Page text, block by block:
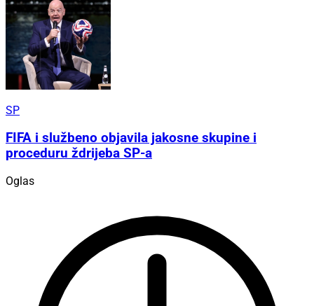
SP
FIFA i službeno objavila jakosne skupine i
proceduru ždrijeba SP-a
Oglas